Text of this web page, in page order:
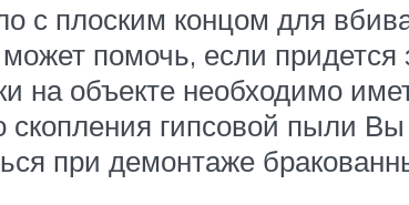
с плоским концом для
помочь, если
на объекте необходимо
скопления гипсовой пыли
при демонтаже